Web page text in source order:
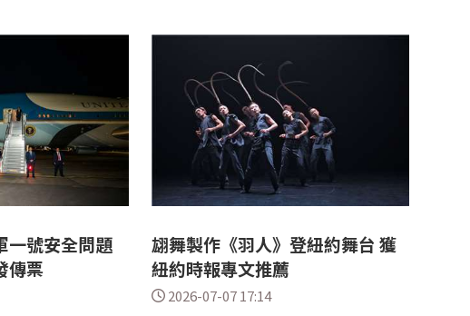
一號安全問題
傳票
翃舞製作《羽人》登紐約舞台 獲
紐約時報專文推薦
2026-07-07 17:14